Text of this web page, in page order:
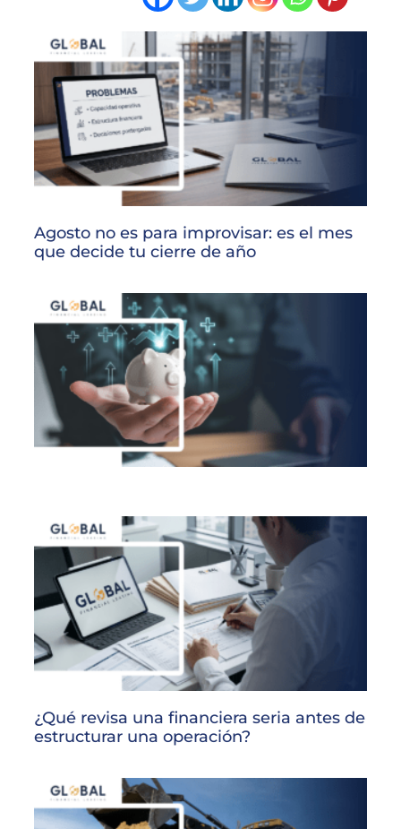
Agosto no es para improvisar: es el mes
que decide tu cierre de año
¿Qué revisa una financiera seria antes de
estructurar una operación?